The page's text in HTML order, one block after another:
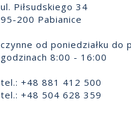
ul. Piłsudskiego 34
95-200 Pabianice
czynne od poniedziałku do
godzinach 8:00 - 16:00
tel.: +48 881 412 500
tel.: +48 504 628 359